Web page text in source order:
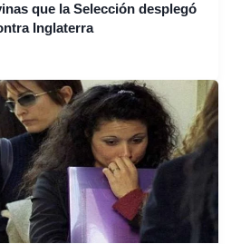
que la Selección desplegó
Inglaterra